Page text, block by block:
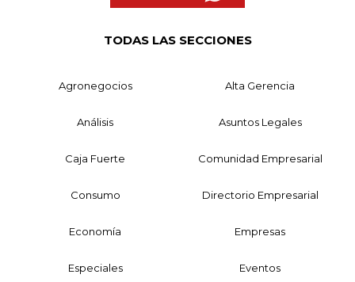
TODAS LAS SECCIONES
Agronegocios Alta Gerencia
Análisis Asuntos Legales
Caja Fuerte Comunidad Empresarial
Consumo Directorio Empresarial
Economía Empresas
Especiales Eventos